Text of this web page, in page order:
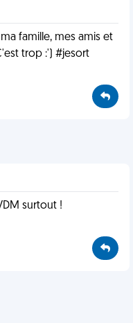
famille, mes amis et
trop :') #jesort
surtout !